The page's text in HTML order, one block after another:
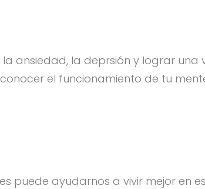
la ansiedad, la deprsión y lograr
el funcionamiento de tu
puede ayudarnos a vivir mejor en